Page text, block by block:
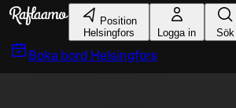
Gå till huvudinnehållet
Position
Helsingfors
Logga in Sök
Boka bord Helsingfors